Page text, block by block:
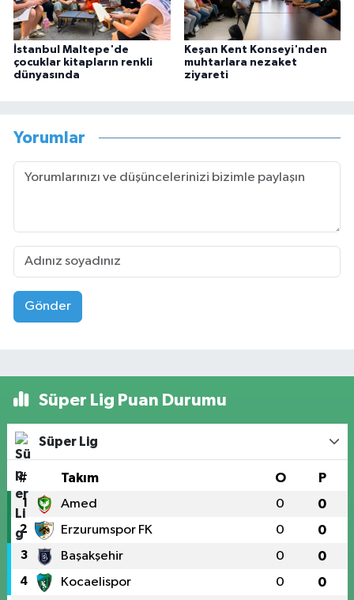
İstanbul Maltepe'de
çocuklar kitapların renkli
dünyasında
Keşan Kent Konseyi'nden
muhtarlara nezaket
ziyareti
Yorumlar
Gönder
Süper Lig Puan Durumu
Süper Lig
# Takım O P
1 Amed 0 0
2 Erzurumspor FK 0 0
3 Başakşehir 0 0
4 Kocaelispor 0 0